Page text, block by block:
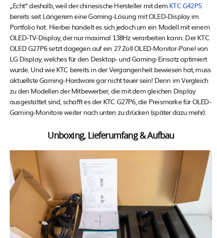
„Echt“ deshalb, weil der chinesische Hersteller mit dem KTC G42P5
bereits seit Längerem eine Gaming-Lösung mit OLED-Display im
Portfolio hat. Hierbei handelt es sich jedoch um ein Modell mit einem
OLED-TV-Display, der nur maximal 138Hz verarbeiten kann. Der KTC
OLED G27P6 setzt dagegen auf ein 27 Zoll OLED-Monitor-Panel von
LG Display, welches für den Desktop- und Gaming-Einsatz optimiert
wurde. Und wie KTC bereits in der Vergangenheit bewiesen hat, muss
aktuellste Gaming-Hardware gar nicht teuer sein! Denn im Vergleich
zu den Modellen der Mitbewerber, die mit dem gleichen Display
ausgestattet sind, schafft es der KTC G27P6, die Preismarke für OLED-
Gaming-Monitore weiter nach unten zu drücken (später dazu mehr).
Unboxing, Lieferumfang & Aufbau